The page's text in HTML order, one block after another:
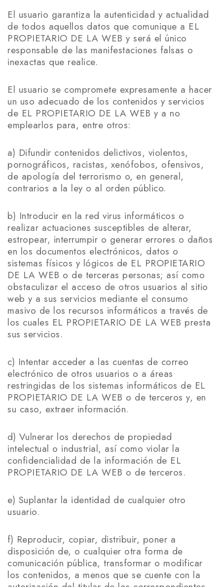
El usuario garantiza la autenticidad y actualidad
de todos aquellos datos que comunique a EL
PROPIETARIO DE LA WEB y será el único
responsable de las manifestaciones falsas o
inexactas que realice.
El usuario se compromete expresamente a hacer
un uso adecuado de los contenidos y servicios
de EL PROPIETARIO DE LA WEB y a no
emplearlos para, entre otros:
a) Difundir contenidos delictivos, violentos,
pornográficos, racistas, xenófobos, ofensivos,
de apología del terrorismo o, en general,
contrarios a la ley o al orden público.
b) Introducir en la red virus informáticos o
realizar actuaciones susceptibles de alterar,
estropear, interrumpir o generar errores o daños
en los documentos electrónicos, datos o
sistemas físicos y lógicos de EL PROPIETARIO
DE LA WEB o de terceras personas; así como
obstaculizar el acceso de otros usuarios al sitio
web y a sus servicios mediante el consumo
masivo de los recursos informáticos a través de
los cuales EL PROPIETARIO DE LA WEB presta
sus servicios.
c) Intentar acceder a las cuentas de correo
electrónico de otros usuarios o a áreas
restringidas de los sistemas informáticos de EL
PROPIETARIO DE LA WEB o de terceros y, en
su caso, extraer información.
d) Vulnerar los derechos de propiedad
intelectual o industrial, así como violar la
confidencialidad de la información de EL
PROPIETARIO DE LA WEB o de terceros.
e) Suplantar la identidad de cualquier otro
usuario.
f) Reproducir, copiar, distribuir, poner a
disposición de, o cualquier otra forma de
comunicación pública, transformar o modificar
los contenidos, a menos que se cuente con la